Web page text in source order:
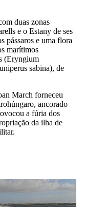
duas zonas
e o Estany de ses
pássaros e uma flora
marítimos
(Eryngium
sabina), de
March forneceu
ancorado
a fúria dos
da ilha de